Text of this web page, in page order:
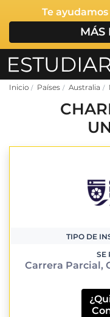
Te
MÁS
Inicio Países Australia
TIPO DE
SE
Carrera Parcial,